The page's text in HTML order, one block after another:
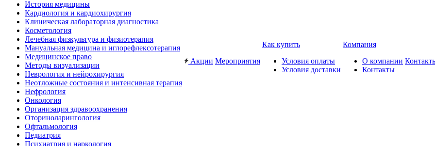
История медицины
Кардиология и кардиохирургия
Клиническая лабораторная диагностика
Косметология
Лечебная физкультура и физиотерапия
Мануальная медицина и иглорефлексотерапия
Медицинское право
Методы визуализации
Неврология и нейрохирургия
Неотложные состояния и интенсивная терапия
Нефрология
Онкология
Организация здравоохранения
Оториноларингология
Офтальмология
Педиатрия
Психиатрия и наркология
Акции Мероприятия
Как купить
Условия оплаты
Условия доставки
Компания
О компании
Контакты